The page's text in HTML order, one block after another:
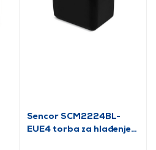
Sencor SCM2224BL-
EUE4 torba za hlađenje,